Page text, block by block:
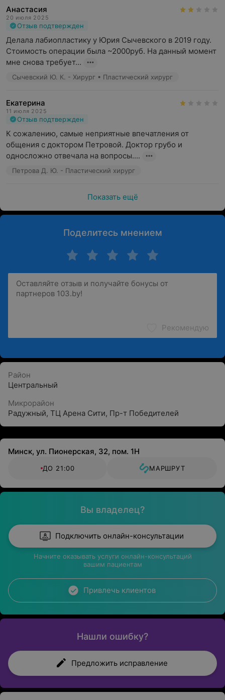
Анастасия
20 июля 2025
Отзыв подтвержден
Делала лабиопластику у Юрия Сычевского в 2019 году.
Стоимость операции была ~2000руб. На данный момент
мне снова требует...
Сычевский Ю. К. - Хирург • Пластический хирург
Екатерина
11 июля 2025
Отзыв подтвержден
К сожалению, самые неприятные впечатления от
общения с доктором Петровой. Доктор грубо и
односложно отвечала на вопросы....
Петрова Д. Ю. - Пластический хирург
Показать ещё
Поделитесь мнением
Рекомендую
Район
Центральный
Микрорайон
Радужный, ТЦ Арена Сити, Пр-т Победителей
Минск, ул. Пионерская, 32, пом. 1Н
ДО 21:00 МАРШРУТ
Вы владелец?
Подключить онлайн-консультации
Начните оказывать услуги онлайн-консультаций
вашим пациентам
Привлечь клиентов
Нашли ошибку?
Предложить исправление